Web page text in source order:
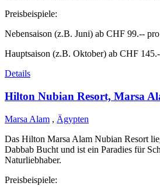
Preisbeispiele:
Nebensaison (z.B. Juni) ab CHF 99.--
Hauptsaison (z.B. Oktober) ab CHF
Details
Hilton Nubian Resort, Marsa
Marsa Alam , Ägypten
Das Hilton Marsa Alam Nubian Resort
Dabbab Bucht und ist ein Paradies für
Naturliebhaber.
Preisbeispiele: